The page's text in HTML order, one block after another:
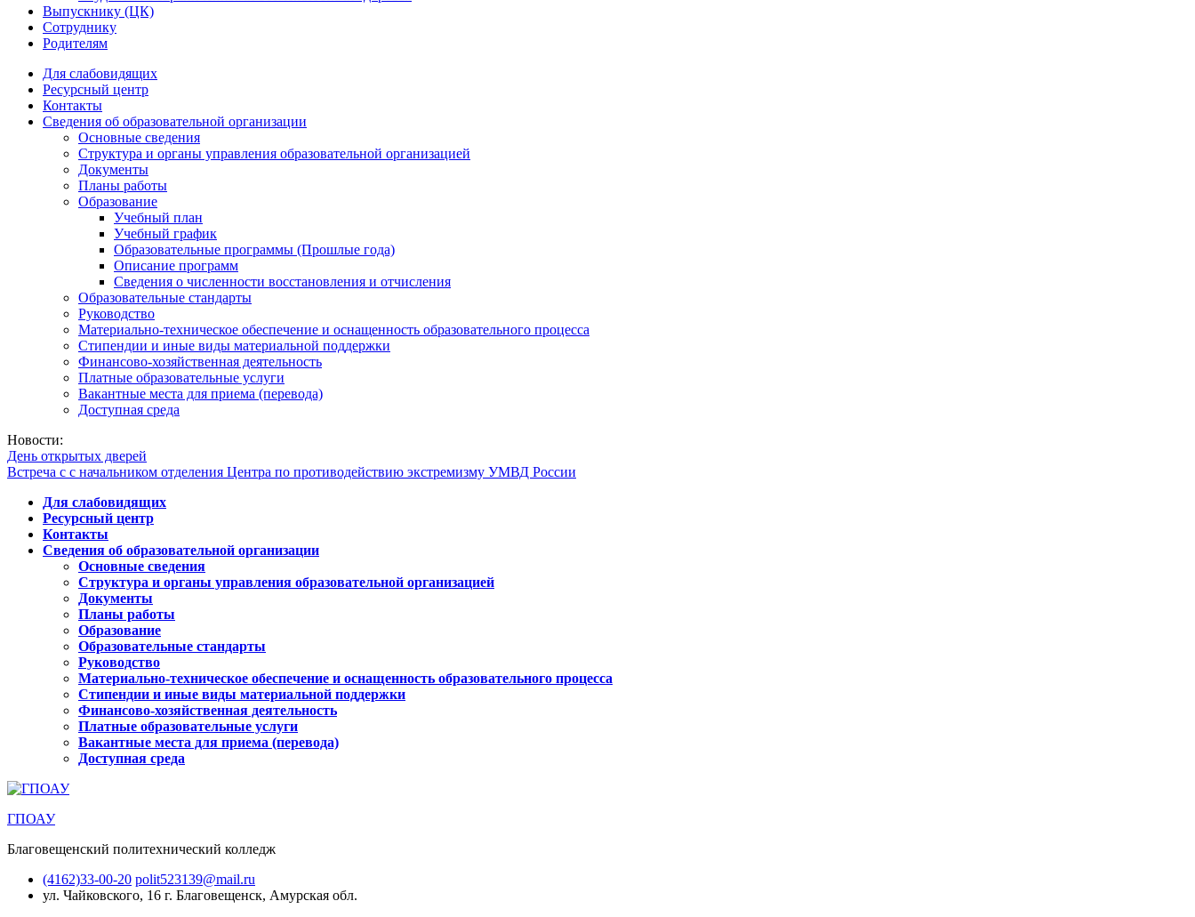
Выпускнику (ЦК)
Сотруднику
Родителям
Для слабовидящих
Ресурсный центр
Контакты
Сведения об образовательной организации
Основные сведения
Структура и органы управления образовательной организацией
Документы
Планы работы
Образование
Учебный план
Учебный график
Образовательные программы (Прошлые года)
Описание программ
Сведения о численности восстановления и отчисления
Образовательные стандарты
Руководство
Материально-техническое обеспечение и оснащенность образовательного процесса
Стипендии и иные виды материальной поддержки
Финансово-хозяйственная деятельность
Платные образовательные услуги
Вакантные места для приема (перевода)
Доступная среда
Новости:
День открытых дверей
Встреча с с начальником отделения Центра по противодействию экстремизму УМВД России
Для слабовидящих
Ресурсный центр
Контакты
Сведения об образовательной организации
Основные сведения
Структура и органы управления образовательной организацией
Документы
Планы работы
Образование
Образовательные стандарты
Руководство
Материально-техническое обеспечение и оснащенность образовательного процесса
Стипендии и иные виды материальной поддержки
Финансово-хозяйственная деятельность
Платные образовательные услуги
Вакантные места для приема (перевода)
Доступная среда
ГПОАУ
Благовещенский политехнический колледж
(4162)33-00-20 polit523139@mail.ru
ул. Чайковского, 16 г. Благовещенск, Амурская обл.